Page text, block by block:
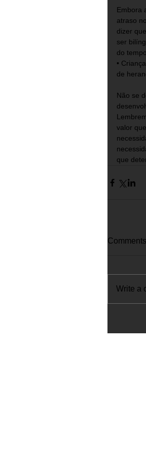
Embora
atraso
dizer
ser
do
•
de
Não se
valor
que
Comments
Write a